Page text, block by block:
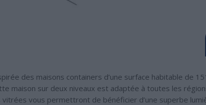
des maisons containers d’une surface habitable de
maison sur deux niveaux est adaptée à toutes les
vitrées vous permettront de bénéficier d’une superbe